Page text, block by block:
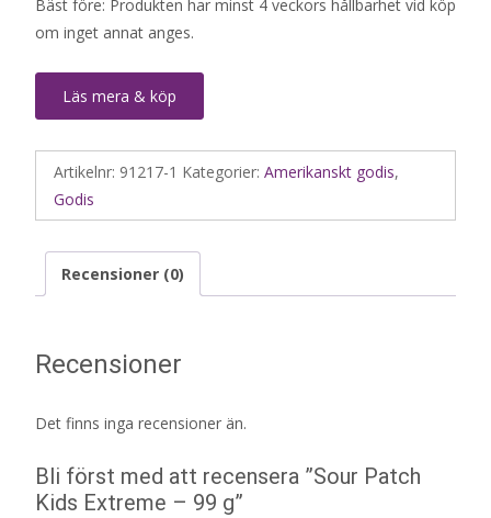
Bäst före: Produkten har minst 4 veckors hållbarhet vid köp
om inget annat anges.
Läs mera & köp
Artikelnr: 91217-1 Kategorier: Amerikanskt godis,
Godis
Recensioner (0)
Recensioner
Det finns inga recensioner än.
Bli först med att recensera ”Sour Patch
Kids Extreme – 99 g”